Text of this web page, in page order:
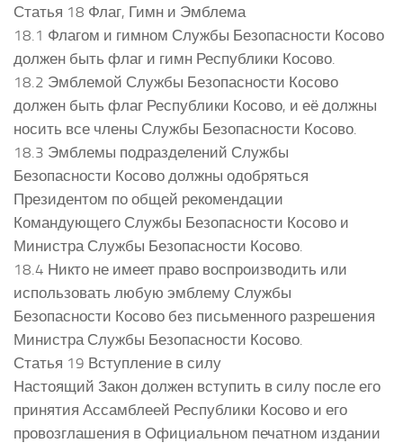
Статья 18 Флаг, Гимн и Эмблема
18.1 Флагом и гимном Службы Безопасности Косово
должен быть флаг и гимн Республики Косово.
18.2 Эмблемой Службы Безопасности Косово
должен быть флаг Республики Косово, и её должны
носить все члены Службы Безопасности Косово.
18.3 Эмблемы подразделений Службы
Безопасности Косово должны одобряться
Президентом по общей рекомендации
Командующего Службы Безопасности Косово и
Министра Службы Безопасности Косово.
18.4 Никто не имеет право воспроизводить или
использовать любую эмблему Службы
Безопасности Косово без письменного разрешения
Министра Службы Безопасности Косово.
Статья 19 Вступление в силу
Настоящий Закон должен вступить в силу после его
принятия Ассамблеей Республики Косово и его
провозглашения в Официальном печатном издании